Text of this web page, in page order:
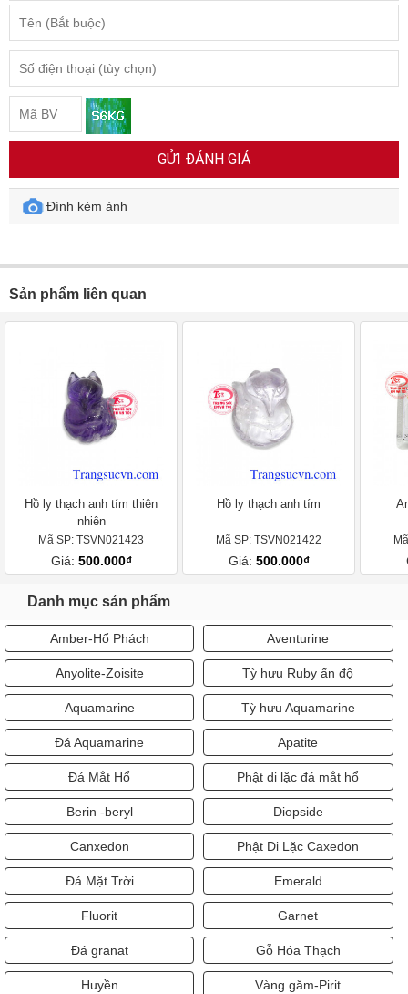
GỬI ĐÁNH GIÁ
Đính kèm ảnh
Sản phẩm liên quan
Hồ ly thạch anh tím thiên
nhiên
Mã SP: TSVN021423
Giá: 500.000₫
Hồ ly thạch anh tím
Mã SP: TSVN021422
Giá: 500.000₫
Danh mục sản phẩm
Amber-Hổ Phách Aventurine
Anyolite-Zoisite Tỳ hưu Ruby ấn độ
Aquamarine Tỳ hưu Aquamarine
Đá Aquamarine Apatite
Đá Mắt Hổ Phật di lặc đá mắt hổ
Berin -beryl Diopside
Canxedon Phật Di Lặc Caxedon
Đá Mặt Trời Emerald
Fluorit Garnet
Đá granat Gỗ Hóa Thạch
Huyền Vàng găm-Pirit